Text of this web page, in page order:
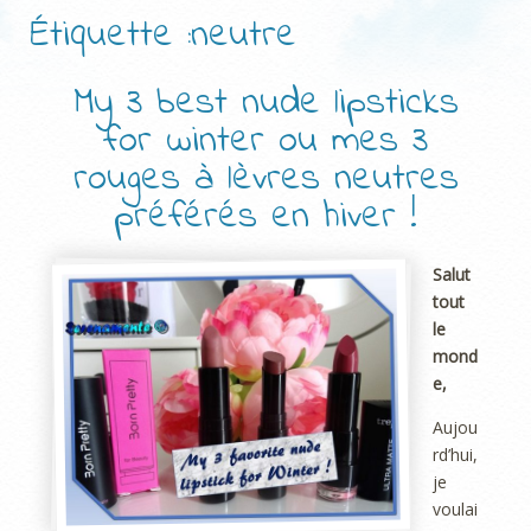
Étiquette :neutre
My 3 best nude lipsticks
for winter ou mes 3
rouges à lèvres neutres
préférés en hiver !
Salut
tout
le
mond
e,
Aujou
rd’hui,
je
voulai